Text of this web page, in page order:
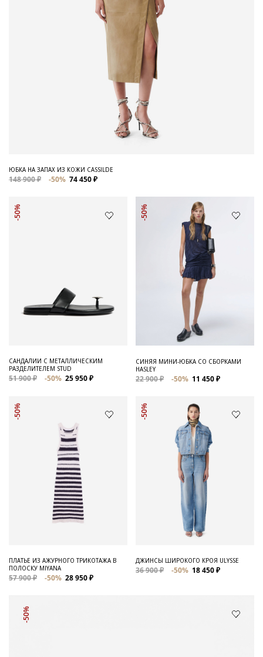
ЮБКА НА ЗАПАХ ИЗ КОЖИ CASSILDE
148 900 ₽ -50% 74 450 ₽
-50%
САНДАЛИИ С МЕТАЛЛИЧЕСКИМ
РАЗДЕЛИТЕЛЕМ STUD
51 900 ₽ -50% 25 950 ₽
-50%
СИНЯЯ МИНИ-ЮБКА СО СБОРКАМИ
HASLEY
22 900 ₽ -50% 11 450 ₽
-50%
ПЛАТЬЕ ИЗ АЖУРНОГО ТРИКОТАЖА В
ПОЛОСКУ MIYANA
57 900 ₽ -50% 28 950 ₽
-50%
ДЖИНСЫ ШИРОКОГО КРОЯ ULYSSE
36 900 ₽ -50% 18 450 ₽
-50%